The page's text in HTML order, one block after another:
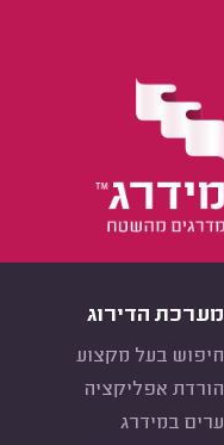
מערכת הדירוג
חיפוש בעל מקצוע
הורדת אפליקציה
ערים במידרג